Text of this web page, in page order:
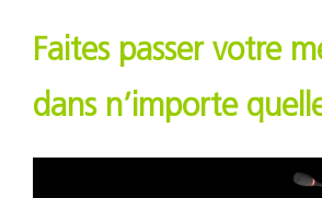
Faites passer votre
dans n’importe